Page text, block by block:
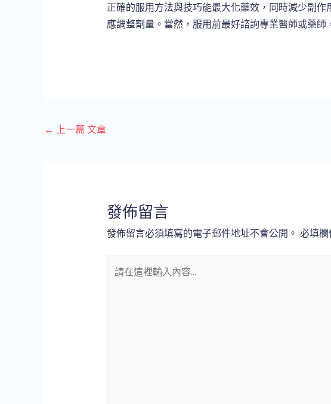
正確的服用方法與技巧能最大化藥效，同時減少副作
應調整劑量。當然，服用前最好諮詢專業醫師或藥師
← 上一篇 文章
發佈留言
發佈留言必須填寫的電子郵件地址不會公開。 必填
在